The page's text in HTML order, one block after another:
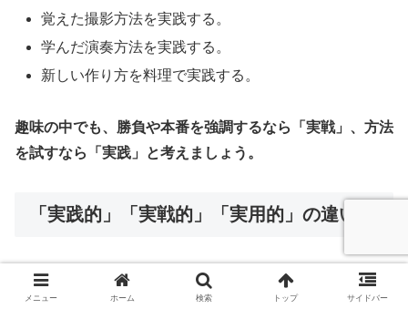
覚えた撮影方法を実践する。
学んだ演奏方法を実践する。
新しい作り方を料理で実践する。
趣味の中でも、勝負や本番を強調するなら「実戦」、方法
を試すなら「実践」と考えましょう。
「実践的」「実戦的」「実用的」の違い
メニュー ホーム 検索 トップ サイドバー